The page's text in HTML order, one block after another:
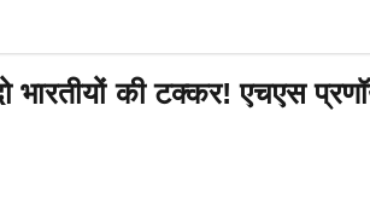
की टक्कर! एचएस